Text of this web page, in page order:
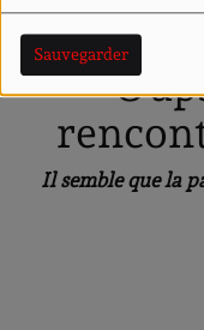
Sauvegarder
Il semble que la